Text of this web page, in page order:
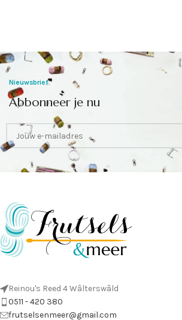
Nieuwsbrief
Abbonneer je nu
Reinou's Reed 4 Wâlterswâld
0511 - 420 380
frutselsenmeer@gmail.com